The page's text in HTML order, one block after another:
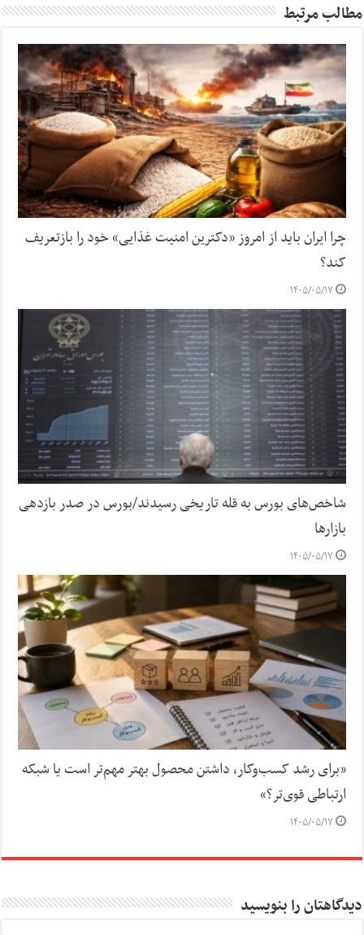
مطالب مرتبط
چرا ایران باید از امروز «دکترین امنیت غذایی» خود را بازتعریف
کند؟
۱۴۰۵/۰۵/۱۷
شاخص‌های بورس به قله تاریخی رسیدند/بورس در صدر بازدهی
بازارها
۱۴۰۵/۰۵/۱۷
«برای رشد کسب‌وکار، داشتن محصول بهتر مهم‌تر است یا شبکه
ارتباطی قوی‌تر؟»
۱۴۰۵/۰۵/۱۷
دیدگاهتان را بنویسید